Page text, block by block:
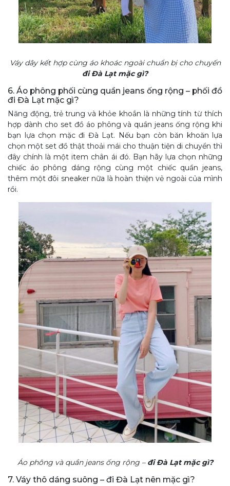
Váy dây kết hợp cùng áo khoác ngoài chuẩn bị cho chuyến
đi Đà Lạt mặc gì?
6. Áo phông phối cùng quần jeans ống rộng – phối đồ
đi Đà Lạt mặc gì?
Năng động, trẻ trung và khỏe khoắn là những tính từ thích
hợp dành cho set đồ áo phông và quần jeans ống rộng khi
bạn lựa chọn mặc đi Đà Lạt. Nếu bạn còn băn khoăn lựa
chọn một set đồ thật thoải mái cho thuận tiện di chuyển thì
đây chính là một item chân ái đó. Bạn hãy lựa chọn những
chiếc áo phông dáng rộng cùng một chiếc quần jeans,
thêm một đôi sneaker nữa là hoàn thiện vẻ ngoài của mình
rồi.
Áo phông và quần jeans ống rộng – đi Đà Lạt mặc gì?
7. Váy thô dáng suông – đi Đà Lạt nên mặc gì?